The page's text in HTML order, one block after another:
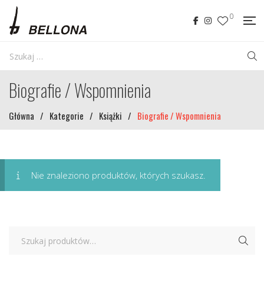
0
Biografie / Wspomnienia
Główna / Kategorie / Książki / Biografie / Wspomnienia
Nie znaleziono produktów, których szukasz.